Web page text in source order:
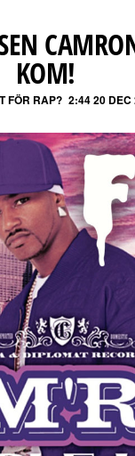
KOM!
FÖR RAP? 2:44 20 DEC